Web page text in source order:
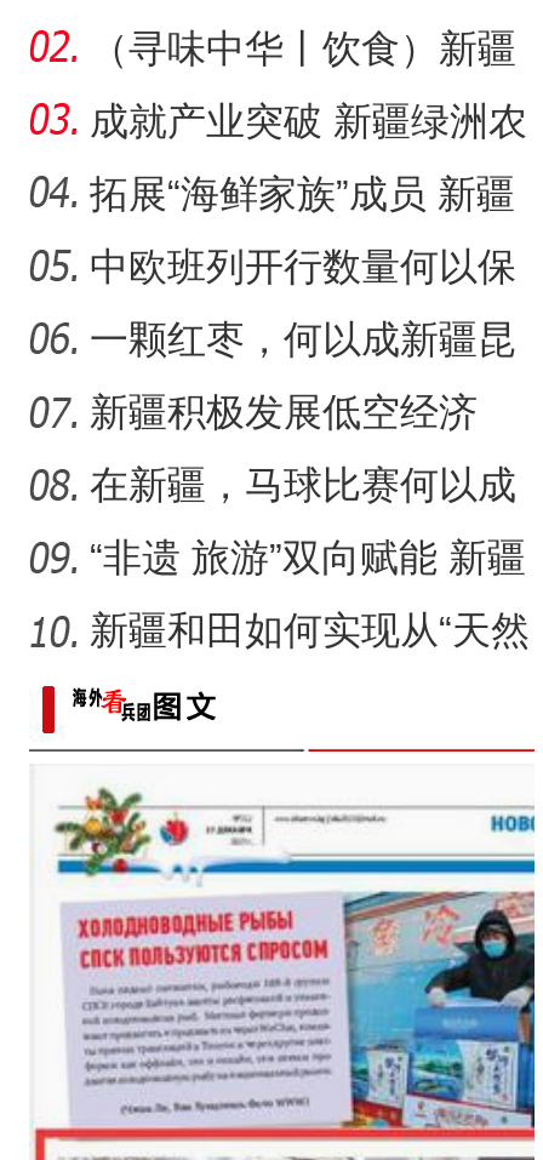
“阿克苏是个好地方·四季
机
（寻味中华丨饮食）新疆
大盘鸡：公路边诞生的江
湖
成就产业突破 新疆绿洲农
业如何吃上“益生菌”？
拓展“海鲜家族”成员 新疆
阿拉尔市变戈壁滩为“金
中欧班列开行数量何以保
持强劲增长态势？
一颗红枣，何以成新疆昆
玉市的名片？
新疆积极发展低空经济
在新疆，马球比赛何以成
为“勇与智”的见证？
“非遗 旅游”双向赋能 新疆
阿合奇猎鹰文化“破圈
新疆和田如何实现从“天然
药仓”到“中医药之乡”